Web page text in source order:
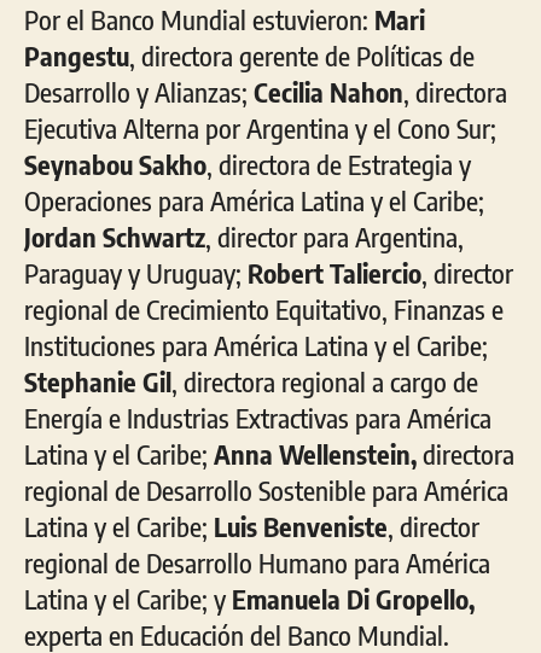
Por el Banco Mundial estuvieron: Mari
Pangestu , directora gerente de Políticas de
Desarrollo y Alianzas; Cecilia Nahon , directora
Ejecutiva Alterna por Argentina y el Cono Sur;
Seynabou Sakho , directora de Estrategia y
Operaciones para América Latina y el Caribe;
Jordan Schwartz , director para Argentina,
Paraguay y Uruguay; Robert Taliercio , director
regional de Crecimiento Equitativo, Finanzas e
Instituciones para América Latina y el Caribe;
Stephanie Gil , directora regional a cargo de
Energía e Industrias Extractivas para América
Latina y el Caribe; Anna Wellenstein,directora
regional de Desarrollo Sostenible para América
Latina y el Caribe; Luis Benveniste , director
regional de Desarrollo Humano para América
Latina y el Caribe; y Emanuela Di Gropello,
experta en Educación del Banco Mundial.